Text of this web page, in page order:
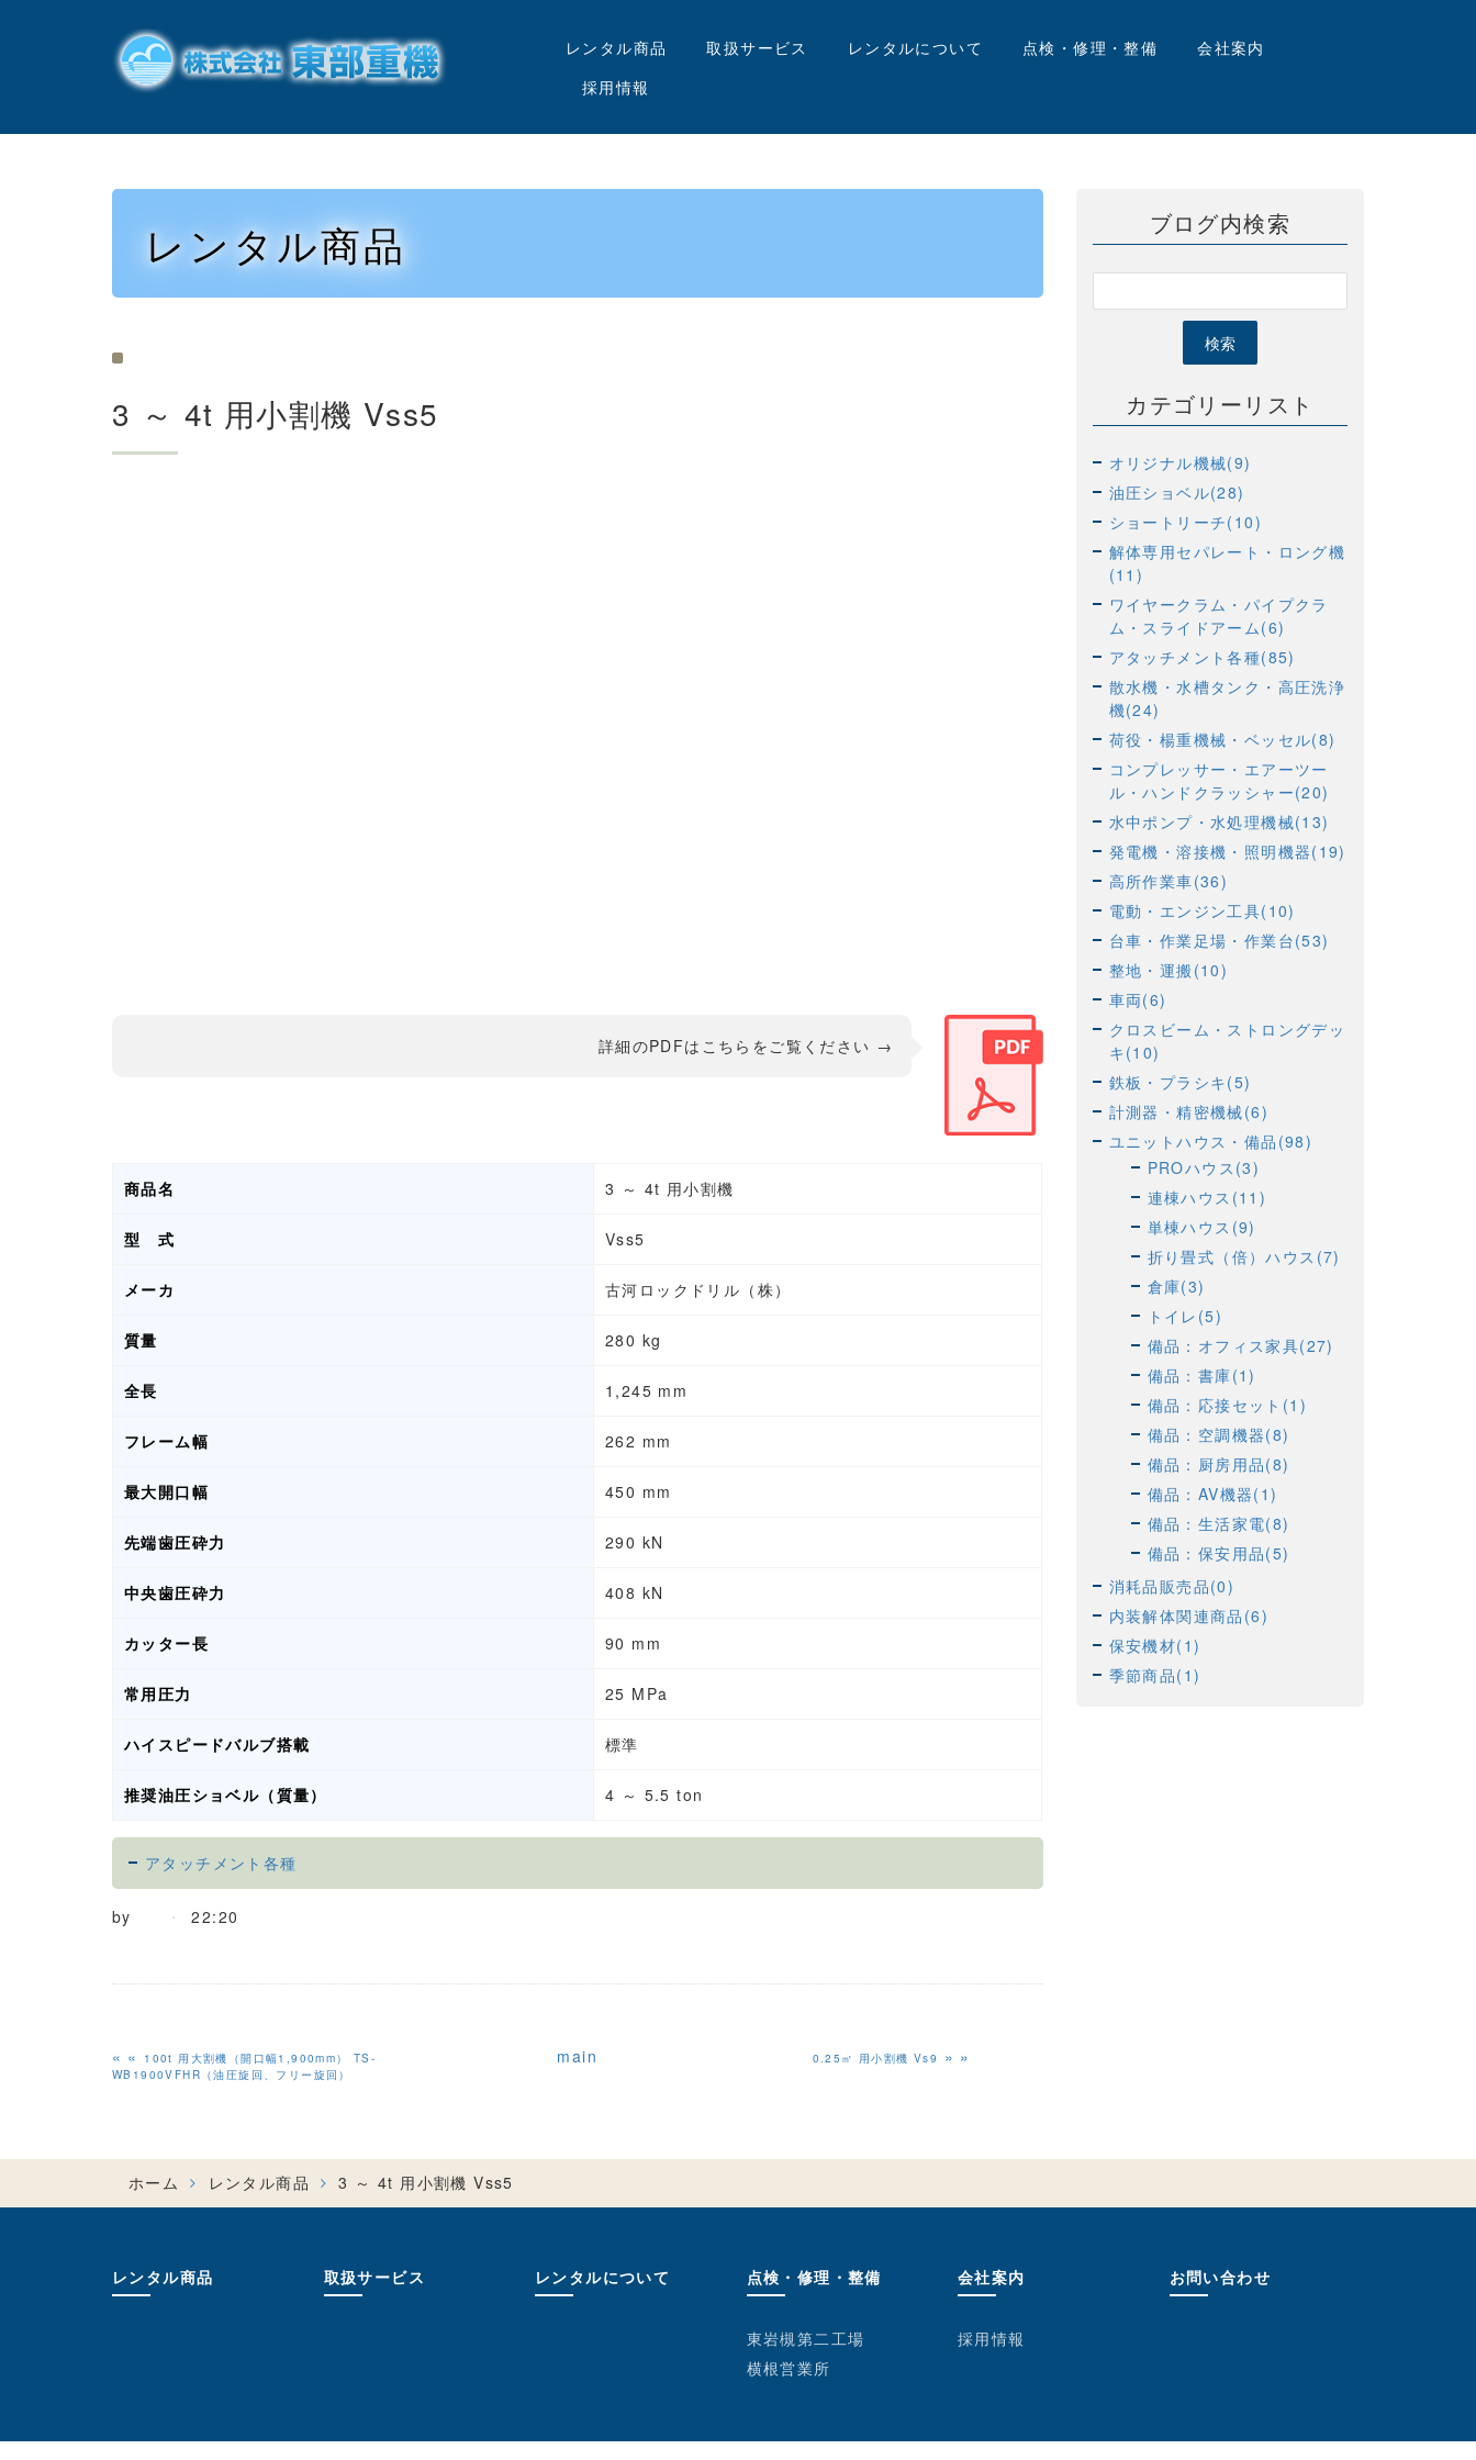
レンタル商品 取扱サービス レンタルについて 点検・修理・整備
会社案内
採用情報
レンタル商品
3 ～ 4t 用小割機 Vss5
詳細のPDFはこちらをご覧ください →
商品名 3 ～ 4t 用小割機
型 式 Vss5
メーカ 古河ロックドリル（株）
質量 280 kg
全長 1,245 mm
フレーム幅 262 mm
最大開口幅 450 mm
先端歯圧砕力 290 kN
中央歯圧砕力 408 kN
カッター長 90 mm
常用圧力 25 MPa
ハイスピードバルブ搭載 標準
推奨油圧ショベル（質量） 4 ～ 5.5 ton
アタッチメント各種
by 22:20
«
100t 用大割機（開口幅1,900mm） TS-
WB1900VFHR（油圧旋回、フリー旋回）
main 0.25㎥ 用小割機 Vs9 »
ブログ内検索
カテゴリーリスト
オリジナル機械(9)
油圧ショベル(28)
ショートリーチ(10)
解体専用セパレート・ロング機
(11)
ワイヤークラム・パイプクラ
ム・スライドアーム(6)
アタッチメント各種(85)
散水機・水槽タンク・高圧洗浄
機(24)
荷役・楊重機械・ベッセル(8)
コンプレッサー・エアーツー
ル・ハンドクラッシャー(20)
水中ポンプ・水処理機械(13)
発電機・溶接機・照明機器(19)
高所作業車(36)
電動・エンジン工具(10)
台車・作業足場・作業台(53)
整地・運搬(10)
車両(6)
クロスビーム・ストロングデッ
キ(10)
鉄板・プラシキ(5)
計測器・精密機械(6)
ユニットハウス・備品(98)
PROハウス(3)
連棟ハウス(11)
単棟ハウス(9)
折り畳式（倍）ハウス(7)
倉庫(3)
トイレ(5)
備品：オフィス家具(27)
備品：書庫(1)
備品：応接セット(1)
備品：空調機器(8)
備品：厨房用品(8)
備品：AV機器(1)
備品：生活家電(8)
備品：保安用品(5)
消耗品販売品(0)
内装解体関連商品(6)
保安機材(1)
季節商品(1)
ホーム レンタル商品 3 ～ 4t 用小割機 Vss5
レンタル商品 取扱サービス レンタルについて 点検・修理・整備
東岩槻第二工場
横根営業所
会社案内
採用情報
お問い合わせ